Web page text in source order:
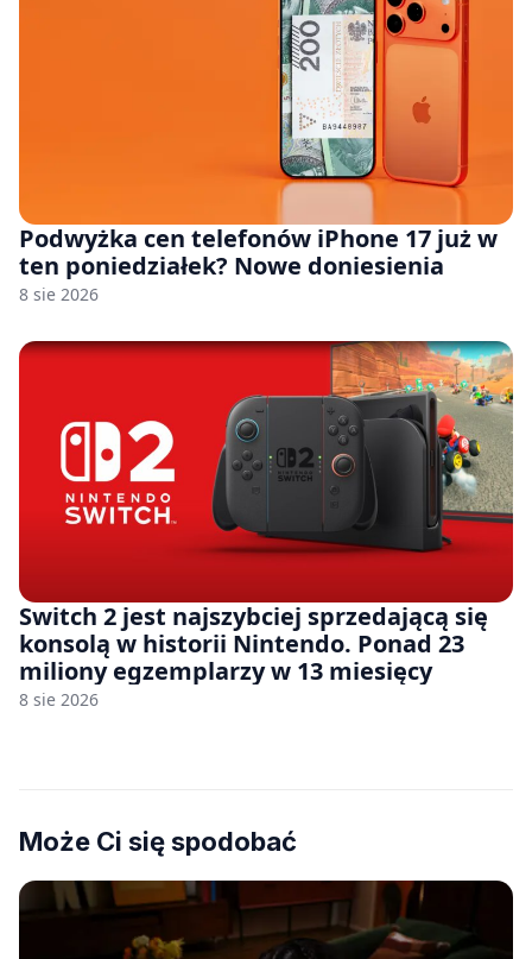
Podwyżka cen telefonów iPhone 17 już w
ten poniedziałek? Nowe doniesienia
8 sie 2026
Switch 2 jest najszybciej sprzedającą się
konsolą w historii Nintendo. Ponad 23
miliony egzemplarzy w 13 miesięcy
8 sie 2026
Może Ci się spodobać